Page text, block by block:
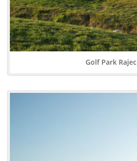
Golf Park Rajec